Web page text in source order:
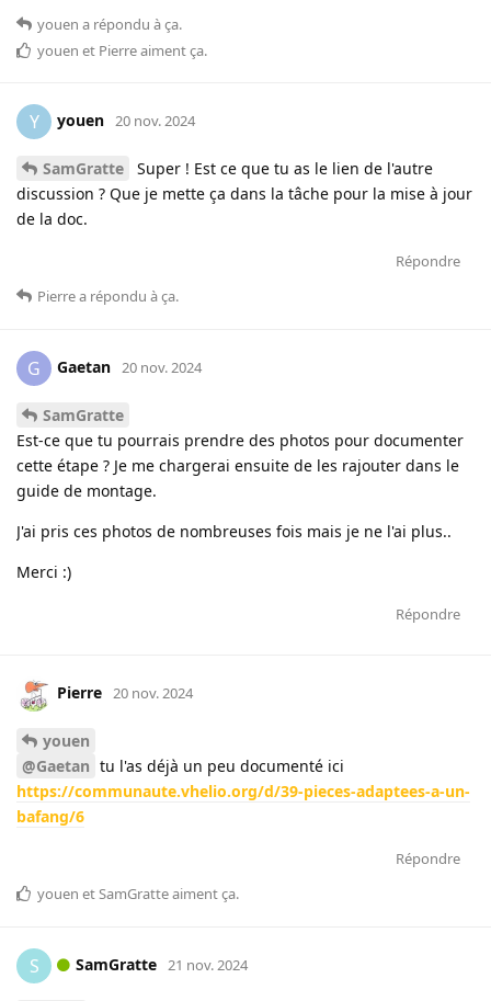
youen a répondu à ça.
youen et Pierreaiment ça.
Y youen 20 nov. 2024
SamGratte
Super ! Est ce que tu as le lien de l'autre
discussion ? Que je mette ça dans la tâche pour la mise à jour
de la doc.
Répondre
Pierrea répondu à ça.
G Gaetan 20 nov. 2024
SamGratte
Est-ce que tu pourrais prendre des photos pour documenter
cette étape ? Je me chargerai ensuite de les rajouter dans le
guide de montage.
J'ai pris ces photos de nombreuses fois mais je ne l'ai plus..
Merci :)
Répondre
Pierre 20 nov. 2024
youen
@Gaetan tu l'as déjà un peu documenté ici
https://communaute.vhelio.org/d/39-pieces-adaptees-a-un-
bafang/6
Répondre
youen etSamGratteaiment ça.
S SamGratte 21 nov. 2024